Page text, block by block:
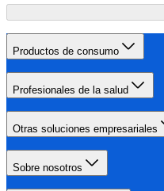
Productos de consumo
Profesionales de la salud
Otras soluciones empresariales
Sobre nosotros